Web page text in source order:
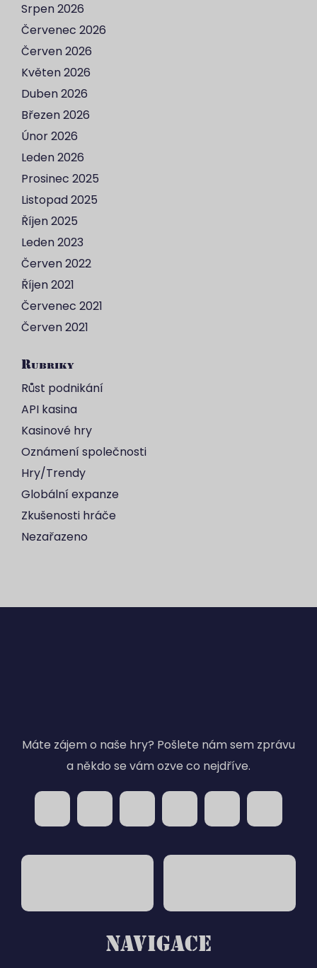
Srpen 2026
Červenec 2026
Červen 2026
Květen 2026
Duben 2026
Březen 2026
Únor 2026
Leden 2026
Prosinec 2025
Listopad 2025
Říjen 2025
Leden 2023
Červen 2022
Říjen 2021
Červenec 2021
Červen 2021
Rubriky
Růst podnikání
API kasina
Kasinové hry
Oznámení společnosti
Hry/Trendy
Globální expanze
Zkušenosti hráče
Nezařazeno
Máte zájem o naše hry? Pošlete nám sem zprávu
a někdo se vám ozve co nejdříve.
NAVIGACE